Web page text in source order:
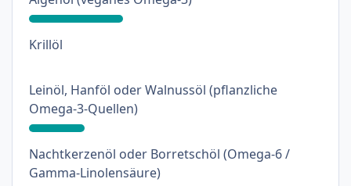
Krillöl: 0%
Leinöl, Hanföl oder Walnussöl (pflanzliche
Omega-3-Quellen): 19%
Nachtkerzenöl oder Borretschöl (Omega-6 /
Gamma-Linolensäure): 3%